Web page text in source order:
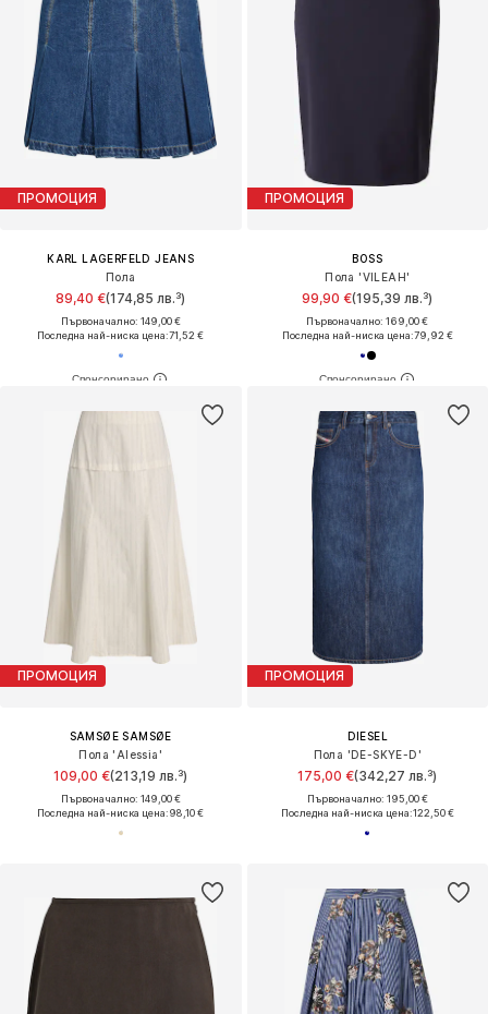
ПРОМОЦИЯ
KARL LAGERFELD JEANS
Пола
89,40 €(174,85 лв.³)
Първоначално: 149,00 €
Последна най-ниска цена:71,52 €
ПРОМОЦИЯ
BOSS
Пола 'VILEAH'
99,90 €(195,39 лв.³)
Първоначално: 169,00 €
Последна най-ниска цена:79,92 €
ПРОМОЦИЯ
SAMSØE SAMSØE
Пола 'Alessia'
109,00 €(213,19 лв.³)
Първоначално: 149,00 €
Последна най-ниска цена:98,10 €
ПРОМОЦИЯ
DIESEL
Пола 'DE-SKYE-D'
175,00 €(342,27 лв.³)
Първоначално: 195,00 €
Последна най-ниска цена:122,50 €